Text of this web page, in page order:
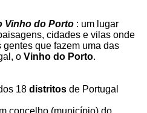
Vinho do Porto : um lugar
cidades e vilas onde
que fazem uma das
o Vinho do Porto.
18 distritos de Portugal